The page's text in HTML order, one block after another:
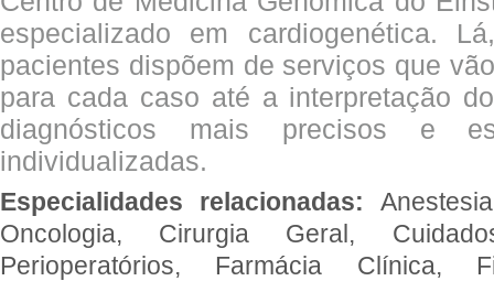
especializado em cardiogenética.
pacientes dispõem de serviços que
para cada caso até a interpretação
diagnósticos mais precisos e
individualizadas.
Especialidades relacionadas:
Oncologia, Cirurgia Geral,
Perioperatórios, Farmácia Clínica,